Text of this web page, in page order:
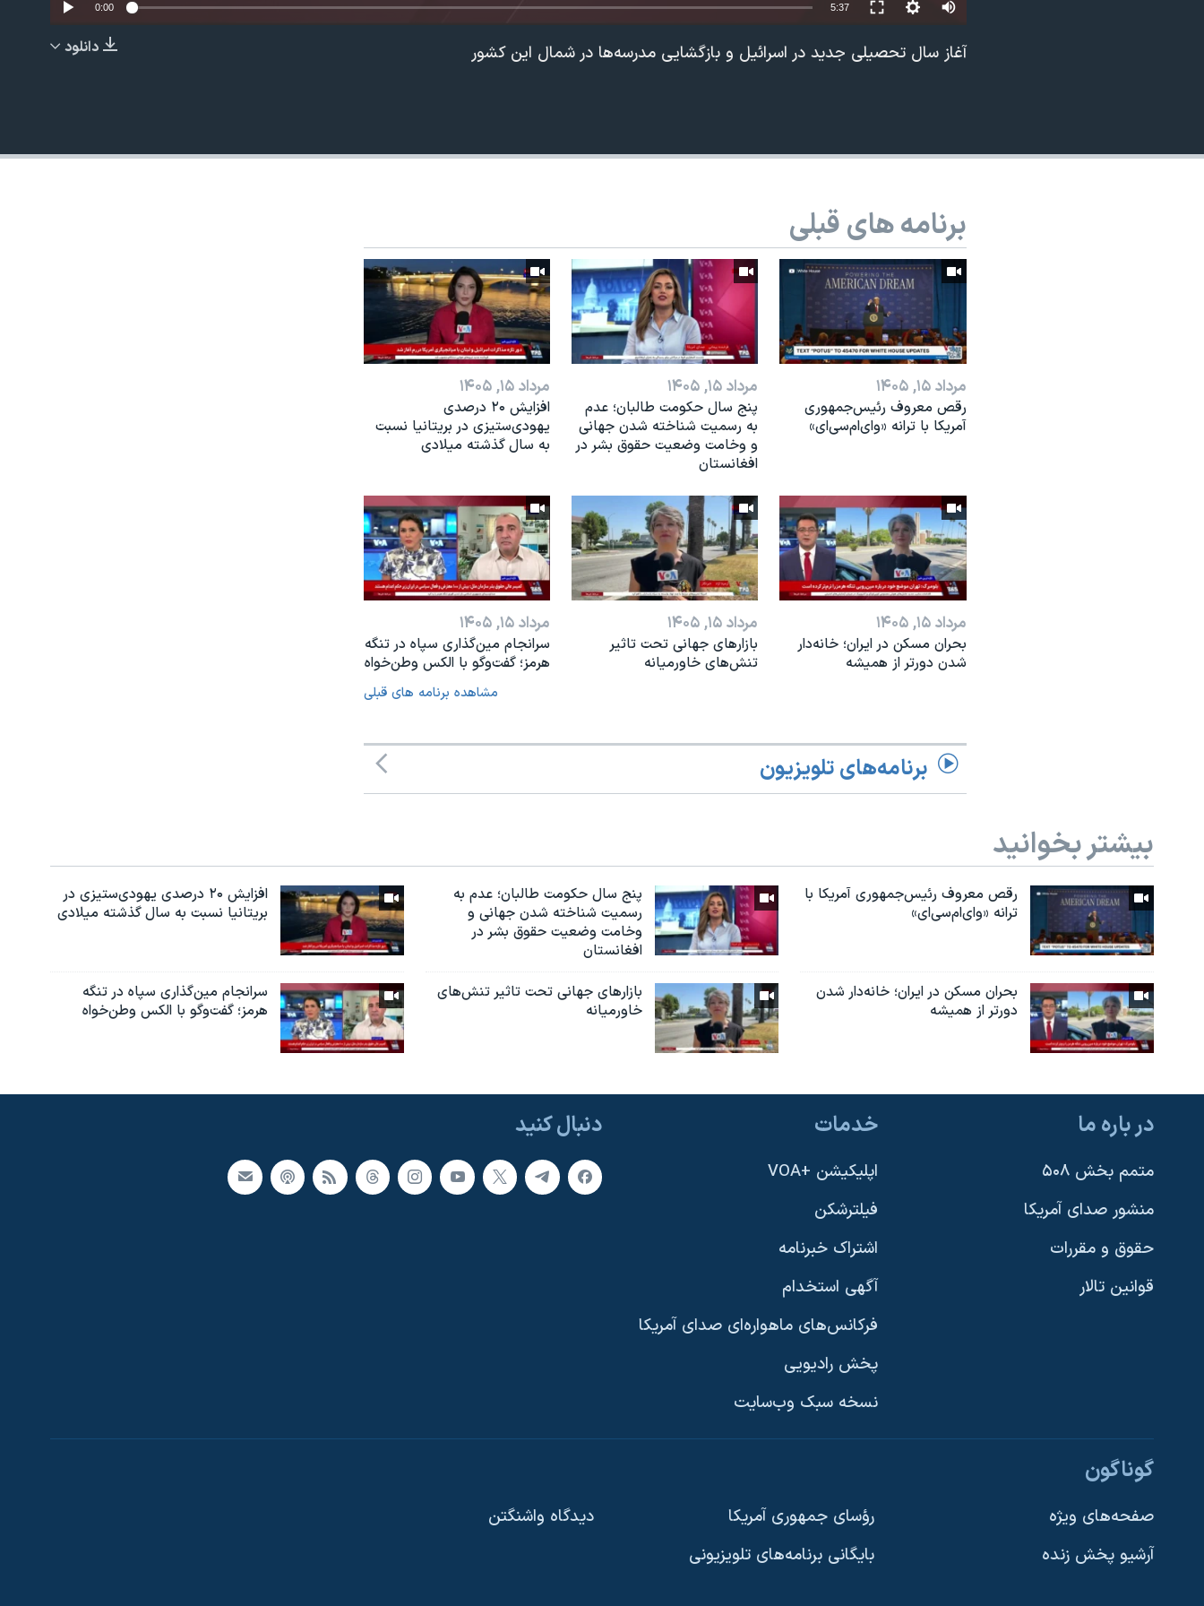
دنبال کنید
زبانهای مختلف
EMBED
Auto
240p
360p
720p
1080p
0:00 5:37
دانلود آغاز سال تحصیلی جدید در اسرائيل و بازگشایی مدرسه‌ها در شمال این کشور
برنامه های قبلی
مرداد ۱۵, ۱۴۰۵
رقص معروف رئیس‌جمهوری
آمریکا با ترانه «وای‌ام‌سی‌ای»
مرداد ۱۵, ۱۴۰۵
پنج سال حکومت طالبان؛ عدم
به رسمیت شناخته شدن جهانی
و وخامت وضعیت حقوق بشر در
افغانستان
مرداد ۱۵, ۱۴۰۵
افزایش ۲۰ درصدی
یهودی‌ستیزی در بریتانیا نسبت
به سال گذشته میلادی
مرداد ۱۵, ۱۴۰۵
بحران مسکن در ایران؛ خانه‌دار
شدن دورتر از همیشه
مرداد ۱۵, ۱۴۰۵
بازارهای جهانی تحت تاثیر
تنش‌های خاورمیانه
مرداد ۱۵, ۱۴۰۵
سرانجام مین‌گذاری‌ سپاه در تنگه
هرمز؛ گفت‌وگو با الکس وطن‌خواه
مشاهده برنامه های قبلی
برنامه‌های تلویزیون
بیشتر بخوانید
رقص معروف رئیس‌جمهوری آمریکا با
ترانه «وای‌ام‌سی‌ای»
پنج سال حکومت طالبان؛ عدم به
رسمیت شناخته شدن جهانی و
وخامت وضعیت حقوق بشر در
افغانستان
افزایش ۲۰ درصدی یهودی‌ستیزی در
بریتانیا نسبت به سال گذشته میلادی
بحران مسکن در ایران؛ خانه‌دار شدن
دورتر از همیشه
بازارهای جهانی تحت تاثیر تنش‌های
خاورمیانه
سرانجام مین‌گذاری‌ سپاه در تنگه
هرمز؛ گفت‌وگو با الکس وطن‌خواه
دنبال کنید در باره ما
متمم بخش ۵۰۸
منشور صدای آمریکا
حقوق و مقررات
قوانین تالار
خدمات
اپلیکیشن +VOA
فیلترشکن
اشتراک خبرنامه
آگهی استخدام
فرکانس‌های ماهواره‌ای صدای آمریکا
پخش رادیویی
نسخه سبک وب‌سایت
گوناگون
صفحه‌های ویژه
آرشیو پخش زنده
رؤسای جمهوری آمریکا
بایگانی برنامه‌های تلویزیونی
دیدگاه‌ واشنگتن